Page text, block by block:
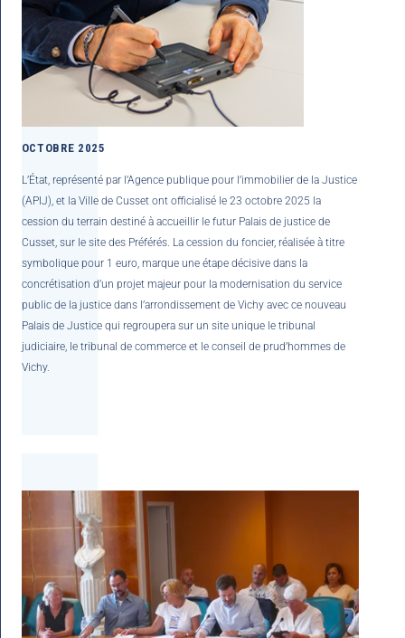
OCTOBRE 2025
L’État, représenté par l’Agence publique pour l’immobilier de la Justice
(APIJ), et la Ville de Cusset ont officialisé le 23 octobre 2025 la
cession du terrain destiné à accueillir le futur Palais de justice de
Cusset, sur le site des Préférés. La cession du foncier, réalisée à titre
symbolique pour 1 euro, marque une étape décisive dans la
concrétisation d’un projet majeur pour la modernisation du service
public de la justice dans l’arrondissement de Vichy avec ce nouveau
Palais de Justice qui regroupera sur un site unique le tribunal
judiciaire, le tribunal de commerce et le conseil de prud’hommes de
Vichy.